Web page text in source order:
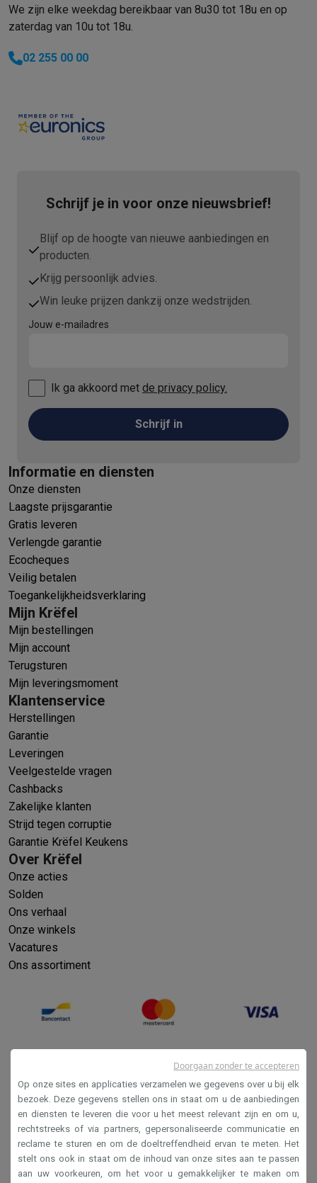
We zijn elke weekdag bereikbaar van 8u30 tot 18u en op
zaterdag van 10u tot 18u.
02 255 00 00
Schrijf je in voor onze nieuwsbrief!
Blijf op de hoogte van nieuwe aanbiedingen en
producten.
Krijg persoonlijk advies.
Win leuke prijzen dankzij onze wedstrijden.
Jouw e-mailadres
Ik ga akkoord met de privacy policy.
Schrijf in
Informatie en diensten
Onze diensten
Laagste prijsgarantie
Gratis leveren
Verlengde garantie
Ecocheques
Veilig betalen
Toegankelijkheidsverklaring
Mijn Krëfel
Mijn bestellingen
Mijn account
Terugsturen
Mijn leveringsmoment
Klantenservice
Herstellingen
Garantie
Leveringen
Veelgestelde vragen
Cashbacks
Zakelijke klanten
Strijd tegen corruptie
Garantie Krëfel Keukens
Over Krëfel
Onze acties
Solden
Ons verhaal
Onze winkels
Vacatures
Ons assortiment
Verkoopsvoorwaarden
Privacy
Disclaimer
Op onze sites en applicaties verzamelen we gegevens over u bij elk
bezoek. Deze gegevens stellen ons in staat om u de aanbiedingen
en diensten te leveren die voor u het meest relevant zijn en om u,
rechtstreeks of via partners, gepersonaliseerde communicatie en
reclame te sturen en om de doeltreffendheid ervan te meten. Het
stelt ons ook in staat om de inhoud van onze sites aan te passen
aan uw voorkeuren, om het voor u gemakkelijker te maken om
Doorgaan zonder te accepteren